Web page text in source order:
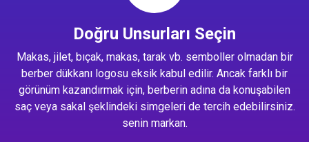
Doğru Unsurları Seçin
Makas, jilet, bıçak, makas, tarak vb. semboller olmadan bir
berber dükkanı logosu eksik kabul edilir. Ancak farklı bir
görünüm kazandırmak için, berberin adına da konuşabilen
saç veya sakal şeklindeki simgeleri de tercih edebilirsiniz.
senin markan.